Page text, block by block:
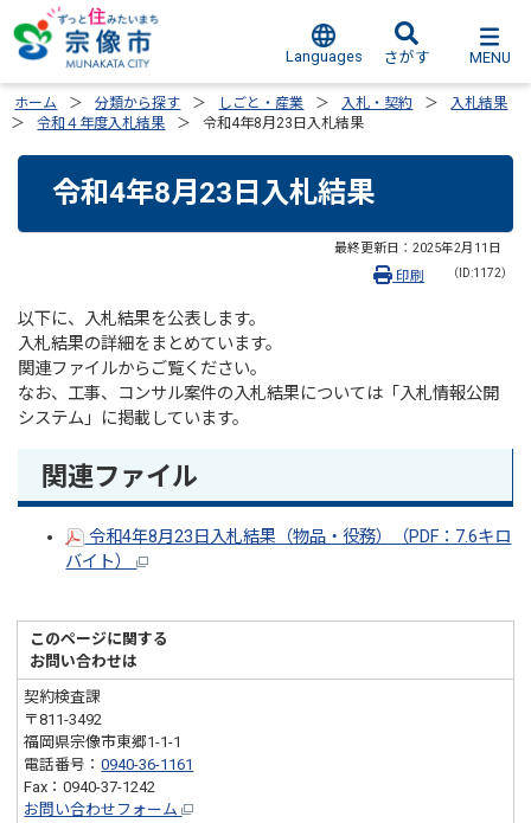
Languages さがす MENU
ホーム 分類から探す しごと・産業 入札・契約
入札結果
令和４年度入札結果
令和4年8月23日入札結果
令和4年8月23日入札結果
最終更新日： 2025年2月11日
（ID:1172）
印刷
以下に、入札結果を公表します。
入札結果の詳細をまとめています。
関連ファイルからご覧ください。
なお、工事、コンサル案件の入札結果については「入札情報公開
システム」に掲載しています。
関連ファイル
令和4年8月23日入札結果（物品・役務）（PDF：7.6キロ
バイト）
このページに関する
お問い合わせは
契約検査課
〒811-3492
福岡県宗像市東郷1-1-1
電話番号：0940-36-1161
Fax：0940-37-1242
お問い合わせフォーム